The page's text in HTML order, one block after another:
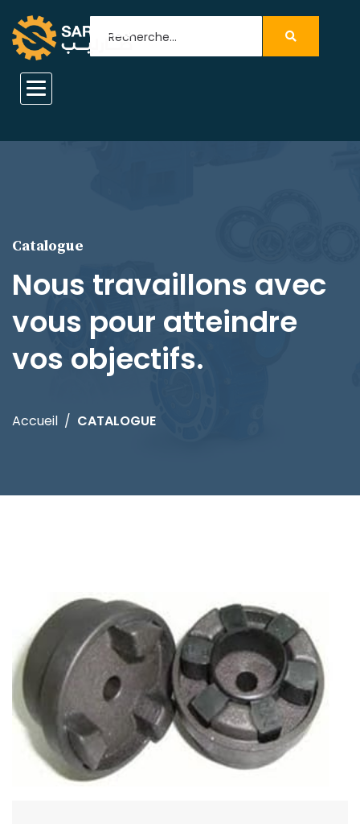
Catalogue
Nous travaillons avec
vous pour atteindre
vos objectifs.
Accueil CATALOGUE